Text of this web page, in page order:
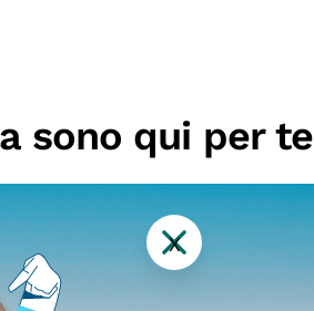
sono qui per te
X